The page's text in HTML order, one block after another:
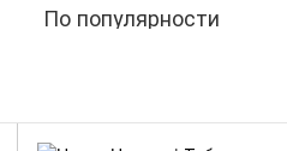
По популярности